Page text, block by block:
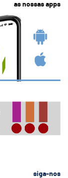
as nossas apps
siga-nos